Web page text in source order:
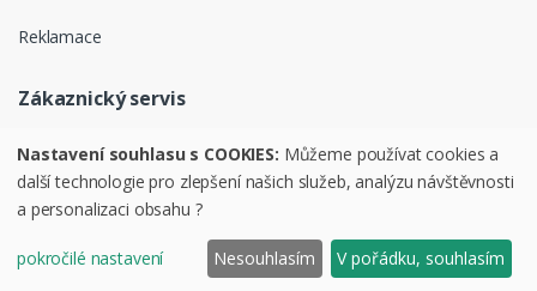
Reklamace
Zákaznický servis
Ochrana osobních údajů
Obchodní podmínky
Nastavení souhlasu s COOKIES: Můžeme používat cookies a
další technologie pro zlepšení našich služeb, analýzu návštěvnosti
a personalizaci obsahu ?
pokročilé nastavení Nesouhlasím V pořádku, souhlasím